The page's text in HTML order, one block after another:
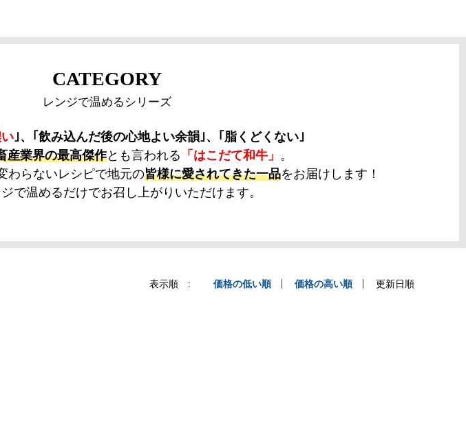
CATEGORY
レンジで温めるシリーズ
｣、｢飲み込んだ後の心地よい余韻｣、｢脂くどくない｣
産業界の最高傑作とも言われる 「はこだて和牛」 。
わらないレシピで地元の皆様に愛されてきた一品をお届けします！
で温めるだけでお召し上がりいただけます。
表示順 : 価格の低い順 価格の高い順 更新日順